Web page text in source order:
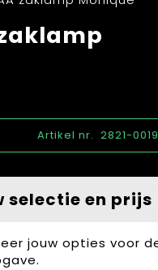
Artikel nr. 2821-
selectie en prijs
jouw opties voor